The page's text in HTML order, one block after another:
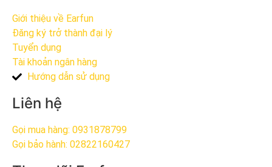
Giới thiệu về Earfun
Đăng ký trở thành đại lý
Tuyển dụng
Tài khoản ngân hàng
Hướng dẫn sử dụng
Liên hệ
Gọi mua hàng: 0931878799​
Gọi bảo hành: 02822160427​